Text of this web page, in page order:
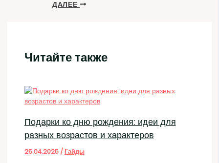
ДАЛЕЕ
Читайте также
Подарки ко дню рождения: идеи для
разных возрастов и характеров
25.04.2025 / Гайды